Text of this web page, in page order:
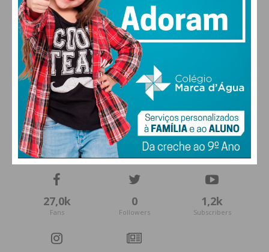
FERREIRA
27,0k
Fans
0
Followers
1,2k
Subscribers